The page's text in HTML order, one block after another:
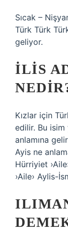
Sıcak –
Türk Türk
geliyor.
İLIS
Kızlar için
edilir. Bu
anlamına
Ayis ne
Hürriyiet
›Aile› Aylis-